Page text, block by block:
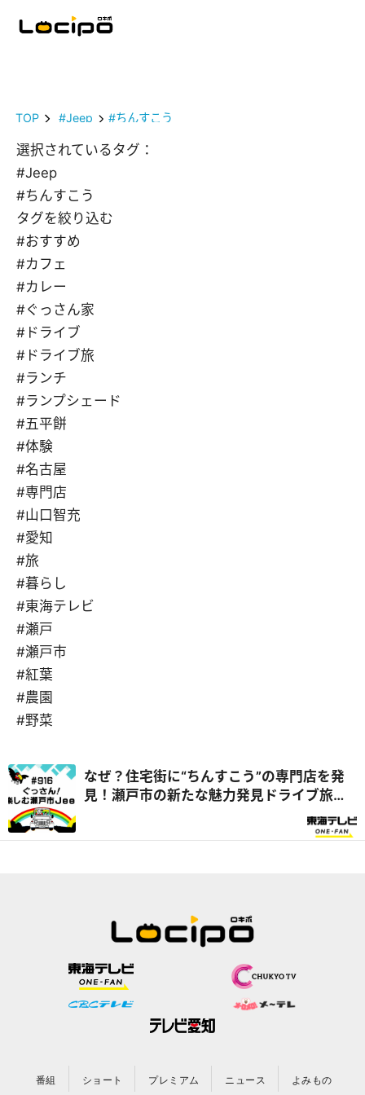
TOP #Jeep #ちんすこう
選択されているタグ：
#Jeep
#ちんすこう
タグを絞り込む
#おすすめ
#カフェ
#カレー
#ぐっさん家
#ドライブ
#ドライブ旅
#ランチ
#ランプシェード
#五平餅
#体験
#名古屋
#専門店
#山口智充
#愛知
#旅
#暮らし
#東海テレビ
#瀬戸
#瀬戸市
#紅葉
#農園
#野菜
なぜ？住宅街に“ちんすこう”の専門店を発
見！瀬戸市の新たな魅力発見ドライブ旅
番組 ショート プレミアム ニュース よみもの